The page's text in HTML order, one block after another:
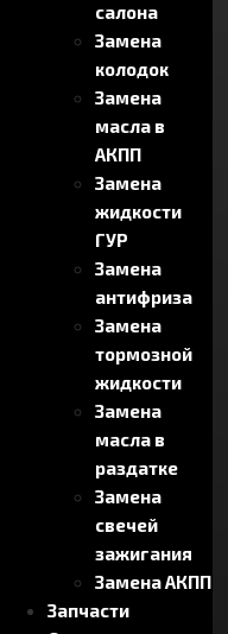
салона
Замена
колодок
Замена
масла в
АКПП
Замена
жидкости
ГУР
Замена
антифриза
Замена
тормозной
жидкости
Замена
масла в
раздатке
Замена
свечей
зажигания
Замена АКПП
Запчасти